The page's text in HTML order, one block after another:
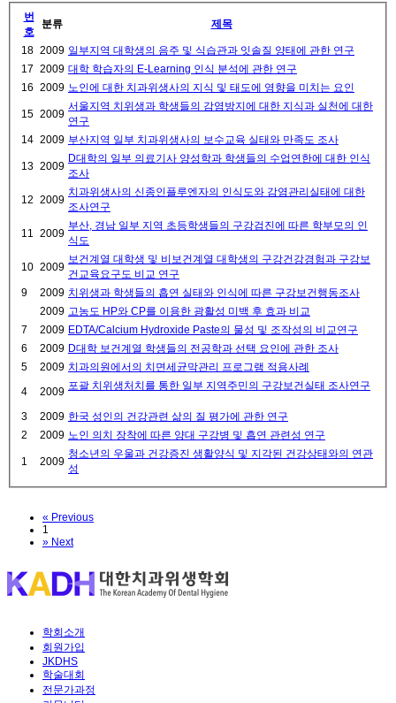
번
호
분류 제목
18 2009 일부지역 대학생의 음주 및 식습관과 잇솔질 양태에 관한 연구
17 2009 대학 학습자의 E-Learning 인식 분석에 관한 연구
16 2009 노인에 대한 치과위생사의 지식 및 태도에 영향을 미치는 요인
15 2009
서울지역 치위생과 학생들의 감염방지에 대한 지식과 실천에 대한
연구
14 2009 부산지역 일부 치과위생사의 보수교육 실태와 만족도 조사
13 2009
D대학의 일부 의료기사 양성학과 학생들의 수업연한에 대한 인식
조사
12 2009
치과위생사의 신종인플루엔자의 인식도와 감염관리실태에 대한
조사연구
11 2009
부산, 경남 일부 지역 초등학생들의 구강검진에 따른 학부모의 인
식도
10 2009
보건계열 대학생 및 비보건계열 대학생의 구강건강경험과 구강보
건교육요구도 비교 연구
9
2009 치위생과 학생들의 흡연 실태와 인식에 따른 구강보건행동조사
2009 고농도 HP와 CP를 이용한 광활성 미백 후 효과 비교
7
2009 EDTA/Calcium Hydroxide Paste의 물성 및 조작성의 비교연구
6
2009 D대학 보건계열 학생들의 전공학과 선택 요인에 관한 조사
5
2009 치과의원에서의 치면세균막관리 프로그램 적용사례
4
2009 포괄 치위생처치를 통한 일부 지역주민의 구강보건실태 조사연구
3 2009 한국 성인의 건강관련 삶의 질 평가에 관한 연구
2
2009 노인 의치 장착에 따른 양대 구강병 및 흡연 관련성 연구
1 2009
청소년의 우울과 건강증진 생활양식 및 지각된 건강상태와의 연관
성
« Previous
1
» Next
학회소개
회원가입
JKDHS
학술대회
전문가과정